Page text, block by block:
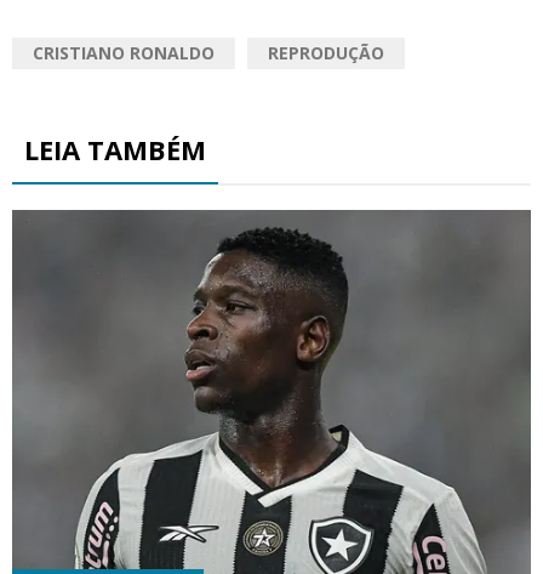
CRISTIANO RONALDO REPRODUÇÃO
LEIA TAMBÉM